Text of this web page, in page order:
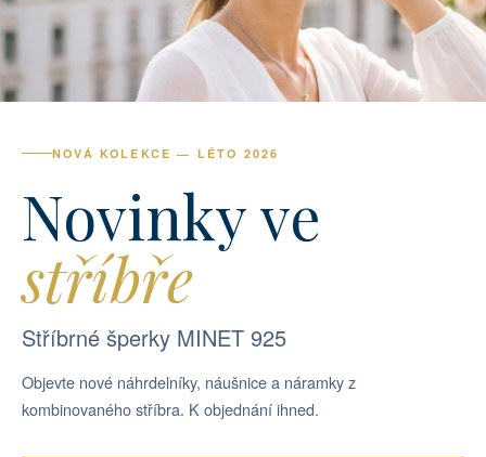
NOVÁ KOLEKCE — LÉTO 2026
Novinky ve
stříbře
Stříbrné šperky MINET 925
Objevte nové náhrdelníky, náušnice a náramky z
kombinovaného stříbra. K objednání ihned.